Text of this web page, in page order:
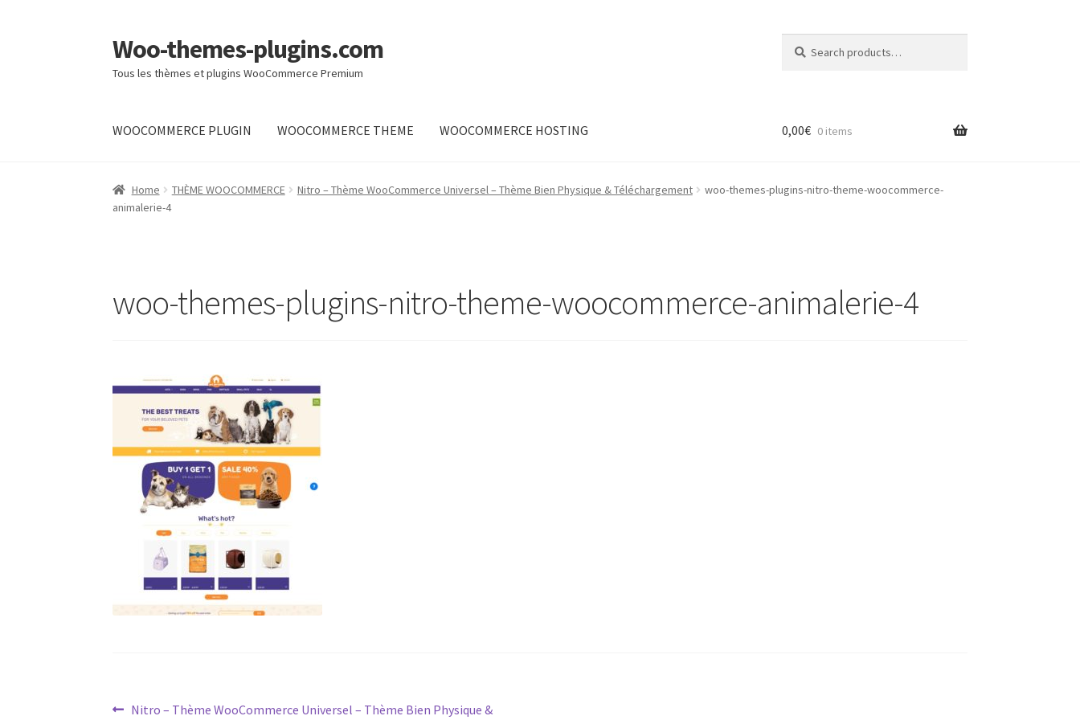
Skip
to
navigation
Skip
to
content
Woo-themes-plugins.com
Tous les thèmes et plugins WooCommerce Premium
for:
WOOCOMMERCE PLUGIN WOOCOMMERCE THEME WOOCOMMERCE HOSTING
Home
0,00€ 0 items
Home THÈME WOOCOMMERCE Nitro – Thème WooCommerce Universel – Thème Bien Physique & Téléchargement
woo-themes-plugins-nitro-theme-woocommerce-
animalerie-4
woo-themes-plugins-nitro-theme-woocommerce-animalerie-4
Previous
Nitro – Thème WooCommerce Universel – Thème Bien Physique &